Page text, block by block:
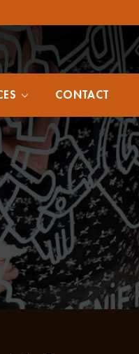
CONTACT